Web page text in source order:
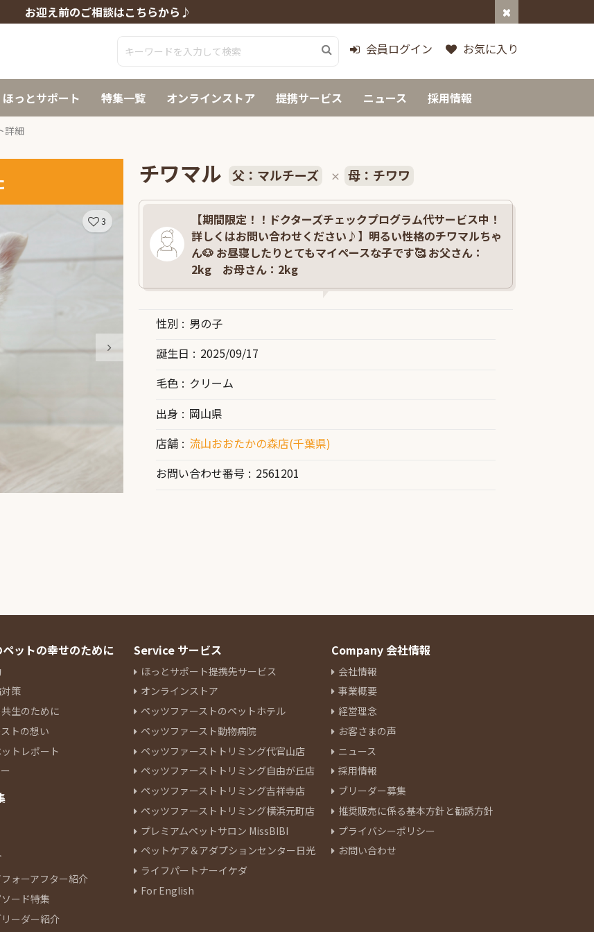
お迎え前のご相談はこちらから♪
会員ログイン お気に入り
ほっとサポート 特集一覧 オンラインストア 提携サービス ニュース 採用情報
詳細
3
チワマル 父：マルチーズ × 母：チワワ
【期間限定！！ドクターズチェックプログラム代サービス中！
詳しくはお問い合わせください♪】明るい性格のチワマルちゃ
ん🐶 お昼寝したりとてもマイペースな子です🥰 お父さん：
2kg お母さん：2kg
性別
男の子
誕生日
2025/09/17
毛色
クリーム
出身
岡山県
店舗
流山おおたかの森店(千葉県)
お問い合わせ番号
2561201
ペットの幸せのために
策
生のために
トの想い
トレポート
ォーアフター紹介
ード特集
ーダー紹介
Service サービス
ほっとサポート提携先サービス
オンラインストア
ペッツファーストのペットホテル
ペッツファースト動物病院
ペッツファーストトリミング代官山店
ペッツファーストトリミング自由が丘店
ペッツファーストトリミング吉祥寺店
ペッツファーストトリミング横浜元町店
プレミアムペットサロン MissBIBI
ペットケア＆アダプションセンター日光
ライフパートナーイケダ
For English
Company 会社情報
会社情報
事業概要
経営理念
お客さまの声
ニュース
採用情報
ブリーダー募集
推奨販売に係る基本方針と勧誘方針
プライバシーポリシー
お問い合わせ